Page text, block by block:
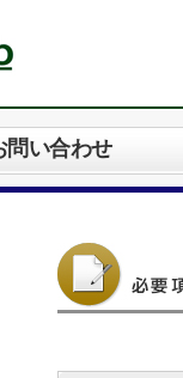
問い合わせ